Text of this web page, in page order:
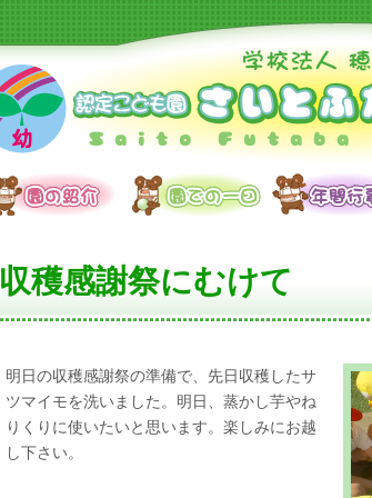
収穫感謝祭にむけて
明日の収穫感謝祭の準備で、先日収穫したサ
ツマイモを洗いました。明日、蒸かし芋やね
りくりに使いたいと思います。楽しみにお越
し下さい。